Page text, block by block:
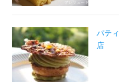
パテ
店